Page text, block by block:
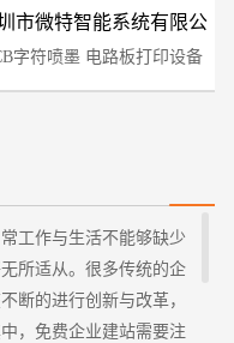
市微特智能系统有限公
司
字符喷墨 电路板打印设备
工作与生活不能够缺少
所适从。很多传统的企
断的进行创新与改革，
，免费企业建站需要注
3万-5万 5万-8万